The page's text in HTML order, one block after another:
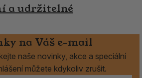
a udržitelné
na Váš e-mail
naše novinky, akce a speciální
můžete kdykoliv zrušit.